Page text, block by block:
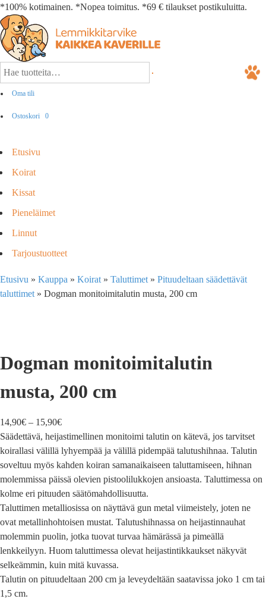
*100% kotimainen. *Nopea toimitus. *69 € tilaukset postikuluitta.
Oma tili
Ostoskori 0
Etusivu
Koirat
Kissat
Pieneläimet
Linnut
Tarjoustuotteet
Etusivu » Kauppa » Koirat » Taluttimet » Pituudeltaan säädettävät
taluttimet » Dogman monitoimitalutin musta, 200 cm
Dogman monitoimitalutin
musta, 200 cm
14,90€ – 15,90€
Säädettävä, heijastimellinen monitoimi talutin on kätevä, jos tarvitset
koirallasi välillä lyhyempää ja välillä pidempää talutushihnaa. Talutin
soveltuu myös kahden koiran samanaikaiseen taluttamiseen, hihnan
molemmissa päissä olevien pistoolilukkojen ansioasta. Taluttimessa on
kolme eri pituuden säätömahdollisuutta.
Taluttimen metalliosissa on näyttävä gun metal viimeistely, joten ne
ovat metallinhohtoisen mustat. Talutushihnassa on heijastinnauhat
molemmin puolin, jotka tuovat turvaa hämärässä ja pimeällä
lenkkeilyyn. Huom taluttimessa olevat heijastintikkaukset näkyvät
selkeämmin, kuin mitä kuvassa.
Talutin on pituudeltaan 200 cm ja leveydeltään saatavissa joko 1 cm tai
1,5 cm.